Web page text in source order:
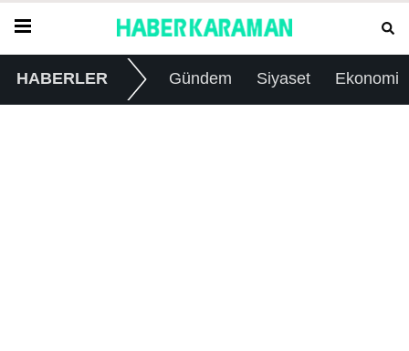
HABERLER Gündem Siyaset Ekonomi